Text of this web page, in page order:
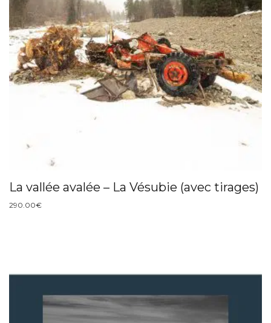
La vallée avalée – La Vésubie (avec tirages)
290.00€